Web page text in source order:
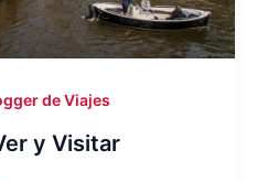
de Viajes
y Visitar